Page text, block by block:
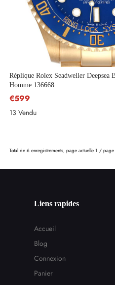
Réplique Rolex Seadweller Deepsea
Homme 136668
€599
13 Vendu
Total de 6 enregistrements, page actuelle 1 / page
Liens rapides
Accueil
Blog
Connexion
Panier
Message